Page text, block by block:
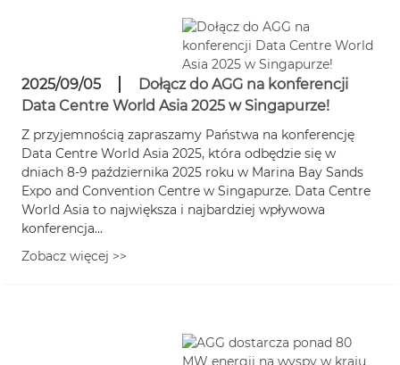
2025/09/05
Dołącz do AGG na konferencji
Data Centre World Asia 2025 w Singapurze!
Z przyjemnością zapraszamy Państwa na konferencję
Data Centre World Asia 2025, która odbędzie się w
dniach 8-9 października 2025 roku w Marina Bay Sands
Expo and Convention Centre w Singapurze. Data Centre
World Asia to największa i najbardziej wpływowa
konferencja...
Zobacz więcej >>